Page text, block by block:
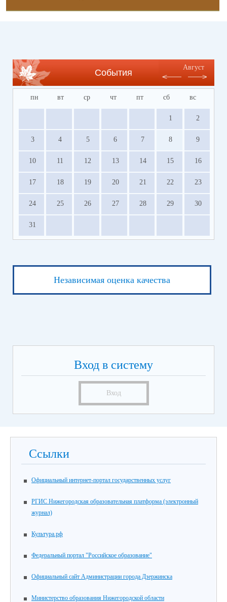
События
Август
пн вт ср чт пт сб вс
1 2
3 4 5 6 7 8 9
10 11 12 13 14 15 16
17 18 19 20 21 22 23
24 25 26 27 28 29 30
31
Независимая оценка качества
Вход в систему
Вход
Ссылки
Официальный интернет-портал государственных услуг
РГИС Нижегородская образовательная платформа (электронный
журнал)
Культура.рф
Федеральный портал "Российское образование"
Официальный сайт Администрации города Дзержинска
Министерство образования Нижегородской области